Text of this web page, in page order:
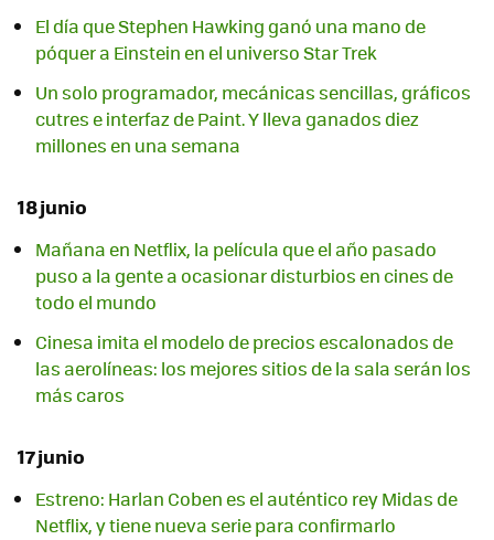
El día que Stephen Hawking ganó una mano de
póquer a Einstein en el universo Star Trek
Un solo programador, mecánicas sencillas, gráficos
cutres e interfaz de Paint. Y lleva ganados diez
millones en una semana
18 junio
Mañana en Netflix, la película que el año pasado
puso a la gente a ocasionar disturbios en cines de
todo el mundo
Cinesa imita el modelo de precios escalonados de
las aerolíneas: los mejores sitios de la sala serán los
más caros
17 junio
Estreno: Harlan Coben es el auténtico rey Midas de
Netflix, y tiene nueva serie para confirmarlo